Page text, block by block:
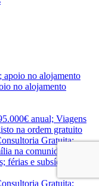
apoio no alojamento
no alojamento
anual; Viagens
na ordem gratuito
Gratuita;
na comunidade
férias e subsído de
Gratuita;